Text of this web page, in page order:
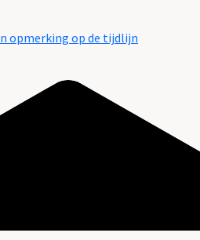
opmerking op de tijdlijn